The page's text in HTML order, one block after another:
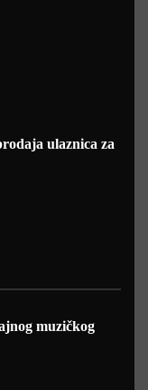
ulaznica za
muzičkog